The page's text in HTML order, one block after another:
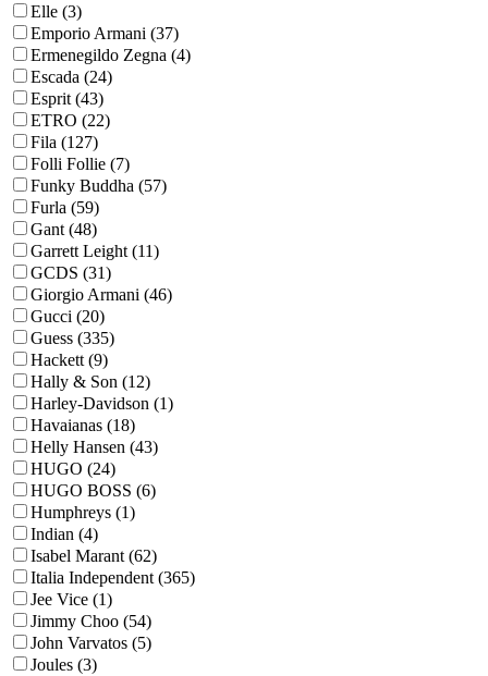
Elle (3)
Emporio Armani (37)
Ermenegildo Zegna (4)
Escada (24)
Esprit (43)
ETRO (22)
Fila (127)
Folli Follie (7)
Funky Buddha (57)
Furla (59)
Gant (48)
Garrett Leight (11)
GCDS (31)
Giorgio Armani (46)
Gucci (20)
Guess (335)
Hackett (9)
Hally & Son (12)
Harley-Davidson (1)
Havaianas (18)
Helly Hansen (43)
HUGO (24)
HUGO BOSS (6)
Humphreys (1)
Indian (4)
Isabel Marant (62)
Italia Independent (365)
Jee Vice (1)
Jimmy Choo (54)
John Varvatos (5)
Joules (3)